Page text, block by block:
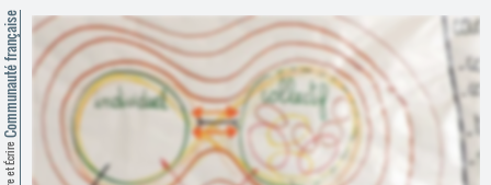
Regards croisés
Ressources pédagogiques
Espace presse
Contacts
Lire et Écrire
Communauté française